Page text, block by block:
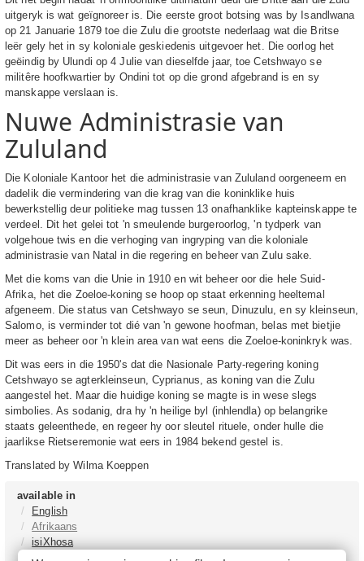
uitgeryk is wat geïgnoreer is. Die eerste groot botsing was by Isandlwana
op 21 Januarie 1879 toe die Zulu die grootste nederlaag wat die Britse
leër gely het in sy koloniale geskiedenis uitgevoer het. Die oorlog het
geëindig by Ulundi op 4 Julie van dieselfde jaar, toe Cetshwayo se
militêre hoofkwartier by Ondini tot op die grond afgebrand is en sy
manskappe verslaan is.
Nuwe Administrasie van
Zululand
Die Koloniale Kantoor het die administrasie van Zululand oorgeneem en
dadelik die vermindering van die krag van die koninklike huis
bewerkstellig deur politieke mag tussen 13 onafhanklike kapteinskappe te
verdeel. Dit het gelei tot 'n smeulende burgeroorlog, 'n tydperk van
volgehoue ​​twis en die verhoging van ingryping van die koloniale
administrasie van Natal in die regering en beheer van Zulu sake.
Met die koms van die Unie in 1910 en wit beheer oor die hele Suid-
Afrika, het die Zoeloe-koning se hoop op staat erkenning heeltemal
afgeneem. Die status van Cetshwayo se seun, Dinuzulu, en sy kleinseun,
Salomo, is verminder tot dié van 'n gewone hoofman, belas met bietjie
meer as beheer oor 'n klein area van wat eens die Zoeloe-koninkryk was.
Dit was eers in die 1950's dat die Nasionale Party-regering koning
Cetshwayo se agterkleinseun, Cyprianus, as koning van die Zulu
aangestel het. Maar die huidige koning se magte is in wese slegs
simbolies. As sodanig, dra hy 'n heilige byl (inhlendla) op belangrike
staats geleenthede, en regeer hy oor sleutel rituele, onder hulle die
jaarlikse Rietseremonie wat eers in 1984 bekend gestel is.
Translated by Wilma Koeppen
available in
English
Afrikaans
isiXhosa
isiZulu